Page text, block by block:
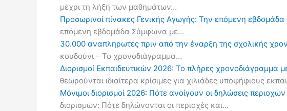
μέχρι τη λήξη των μαθημάτων…
Προσωρινοί πίνακες Γενικής Αγωγής: Την επόμενη
επόμενη εβδομάδα Σύμφωνα με…
30.000 αναπληρωτές πριν από την έναρξη της σχολικής
κουδούνι – Το χρονοδιάγραμμα…
Διορισμοί Εκπαιδευτικών 2026: Το πλήρες χρονοδιάγραμμα
θεωρούνται ιδιαίτερα κρίσιμες για χιλιάδες υποψήφιους
Μόνιμοι διορισμοί 2026: Πότε ανοίγουν οι δηλώσεις
διορισμών: Πότε δηλώνονται οι περιοχές και…